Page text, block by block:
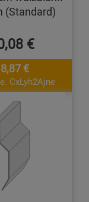
(Standard)
€
€
CxLyh2Ajne